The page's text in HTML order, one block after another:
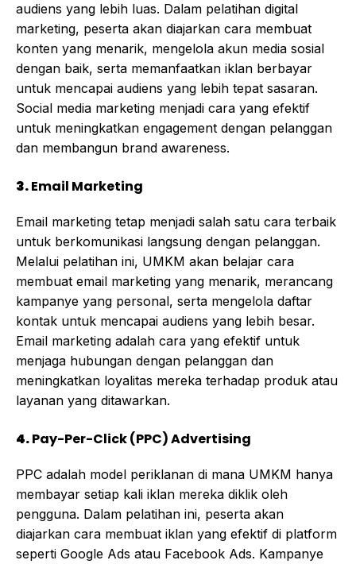
audiens yang lebih luas. Dalam pelatihan digital
marketing, peserta akan diajarkan cara membuat
konten yang menarik, mengelola akun media sosial
dengan baik, serta memanfaatkan iklan berbayar
untuk mencapai audiens yang lebih tepat sasaran.
Social media marketing menjadi cara yang efektif
untuk meningkatkan engagement dengan pelanggan
dan membangun brand awareness.
3.Email Marketing
Email marketing tetap menjadi salah satu cara terbaik
untuk berkomunikasi langsung dengan pelanggan.
Melalui pelatihan ini, UMKM akan belajar cara
membuat email marketing yang menarik, merancang
kampanye yang personal, serta mengelola daftar
kontak untuk mencapai audiens yang lebih besar.
Email marketing adalah cara yang efektif untuk
menjaga hubungan dengan pelanggan dan
meningkatkan loyalitas mereka terhadap produk atau
layanan yang ditawarkan.
4.Pay-Per-Click (PPC) Advertising
PPC adalah model periklanan di mana UMKM hanya
membayar setiap kali iklan mereka diklik oleh
pengguna. Dalam pelatihan ini, peserta akan
diajarkan cara membuat iklan yang efektif di platform
seperti Google Ads atau Facebook Ads. Kampanye